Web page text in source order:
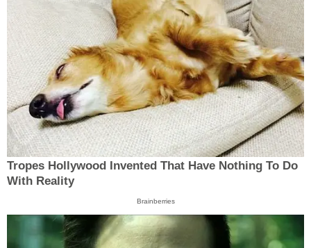
Tropes Hollywood Invented That Have Nothing To Do
With Reality
Brainberries